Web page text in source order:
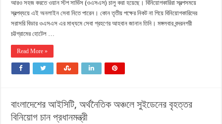
আরও সহজ করতে ওয়ান স্টপ সার্ভিস (ওএসএস) চালু করা হয়েছে। বিনিয়োগকারিরা স্বল্পসময়ে
স্বল্পব্যয়ে এই অনলাইন সেবা নিতে পারেন। কোন তৃতীয় পক্ষের নিকট না গিয়ে বিনিয়োগকারিদের
সরাসরি বিডার ওএসএস এর মাধ্যমে সেবা গ্রহণের আহবান জানান তিনি। মঙ্গলবার বন্দরনগরী
চট্টগ্রামের হোটেল …
Read More »
বাংলাদেশের আইসিটি, অর্থনৈতিক অঞ্চলে সুইডেনের বৃহত্তর
বিনিয়োগ চান প্রধানমন্ত্রী